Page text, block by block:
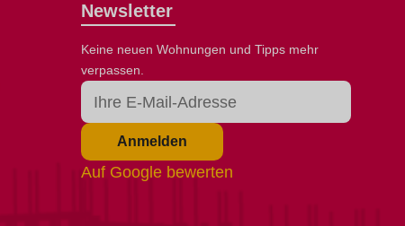
Newsletter
Keine neuen Wohnungen und Tipps mehr
verpassen.
Anmelden
Auf Google bewerten